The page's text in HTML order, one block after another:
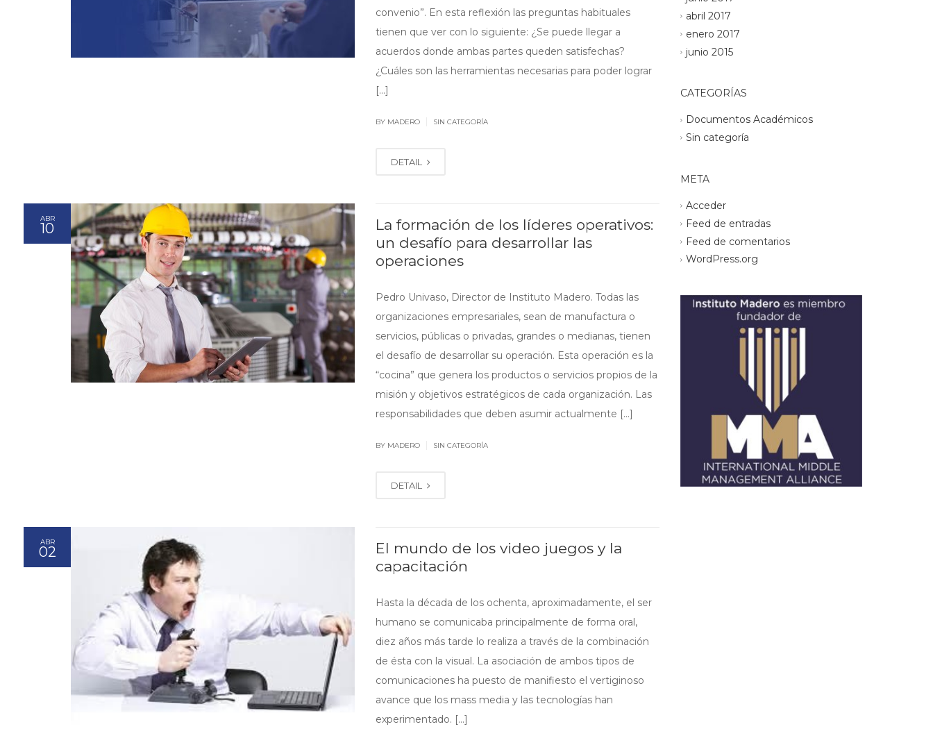
convenio”. En esta reflexión las preguntas habituales
tienen que ver con lo siguiente: ¿Se puede llegar a
acuerdos donde ambas partes queden satisfechas?
¿Cuáles son las herramientas necesarias para poder lograr
[…]
BY MADERO SIN CATEGORÍA
DETAIL
ABR
10
La formación de los líderes operativos:
un desafío para desarrollar las
operaciones
Pedro Univaso, Director de Instituto Madero. Todas las
organizaciones empresariales, sean de manufactura o
servicios, públicas o privadas, grandes o medianas, tienen
el desafío de desarrollar su operación. Esta operación es la
“cocina” que genera los productos o servicios propios de la
misión y objetivos estratégicos de cada organización. Las
responsabilidades que deben asumir actualmente […]
BY MADERO SIN CATEGORÍA
DETAIL
ABR
02
El mundo de los video juegos y la
capacitación
Hasta la década de los ochenta, aproximadamente, el ser
humano se comunicaba principalmente de forma oral,
diez años más tarde lo realiza a través de la combinación
de ésta con la visual. La asociación de ambos tipos de
comunicaciones ha puesto de manifiesto el vertiginoso
avance que los mass media y las tecnologías han
experimentado. […]
abril 2017
enero 2017
junio 2015
CATEGORÍAS
Documentos Académicos
Sin categoría
META
Acceder
Feed de entradas
Feed de comentarios
WordPress.org